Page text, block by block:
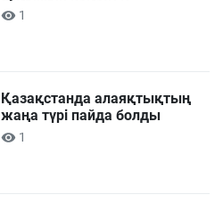
1
Қазақстанда алаяқтықтың
жаңа түрі пайда болды
1